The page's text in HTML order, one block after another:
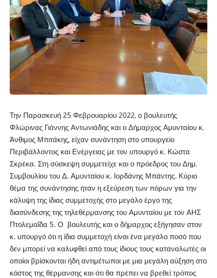
Την Παρασκευή 25 Φεβρουαρίου 2022, ο βουλευτής
Φλώρινας Γιάννης Αντωνιάδης και ο Δήμαρχος Αμυνταίου κ.
Άνθιμος Μπιτάκης, είχαν συνάντηση στο υπουργείο
Περιβάλλοντος και Ενέργειας με τον υπουργό κ. Κώστα
Σκρέκα. Στη σύσκεψη συμμετείχε και ο πρόεδρος του Δημ.
Συμβουλίου του Δ. Αμυνταίου κ. Ιορδάνης Μπάντης. Κύριο
θέμα της συνάντησης ήταν η εξεύρεση των πόρων για την
κάλυψη της ίδιας συμμετοχής στο μεγάλο έργο της
διασύνδεσης της τηλεθέρμανσης του Αμυνταίου με τον ΑΗΣ
Πτολεμαΐδα 5. Ο βουλευτής και ο δήμαρχος εξήγησαν στον
κ. υπουργό ότι η ίδια συμμετοχή είναι ένα μεγάλο ποσό που
δεν μπορεί να καλυφθεί από τους ίδιους τους καταναλωτές οι
οποίοι βρίσκονται ήδη αντιμέτωποι με μια μεγάλη αύξηση στο
κόστος της θέρμανσης και ότι θα πρέπει να βρεθεί τρόπος